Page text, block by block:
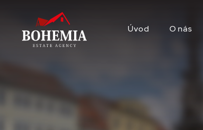
Úvod O nás